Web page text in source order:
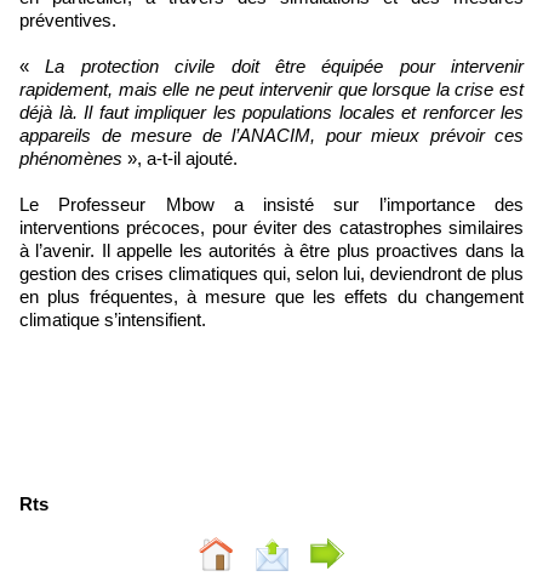
préventives.
«La protection civile doit être équipée pour intervenir
rapidement, mais elle ne peut intervenir que lorsque la crise est
déjà là. Il faut impliquer les populations locales et renforcer les
appareils de mesure de l’ANACIM, pour mieux prévoir ces
phénomènes », a-t-il ajouté.
Le Professeur Mbow a insisté sur l’importance des
interventions précoces, pour éviter des catastrophes similaires
à l’avenir. Il appelle les autorités à être plus proactives dans la
gestion des crises climatiques qui, selon lui, deviendront de plus
en plus fréquentes, à mesure que les effets du changement
climatique s’intensifient.
Rts